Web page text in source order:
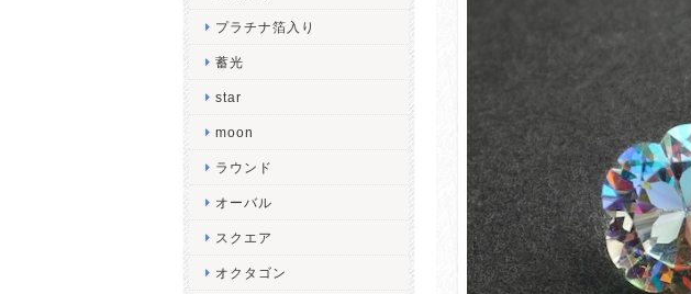
プラチナ箔入り
蓄光
star
moon
ラウンド
オーバル
スクエア
オクタゴン